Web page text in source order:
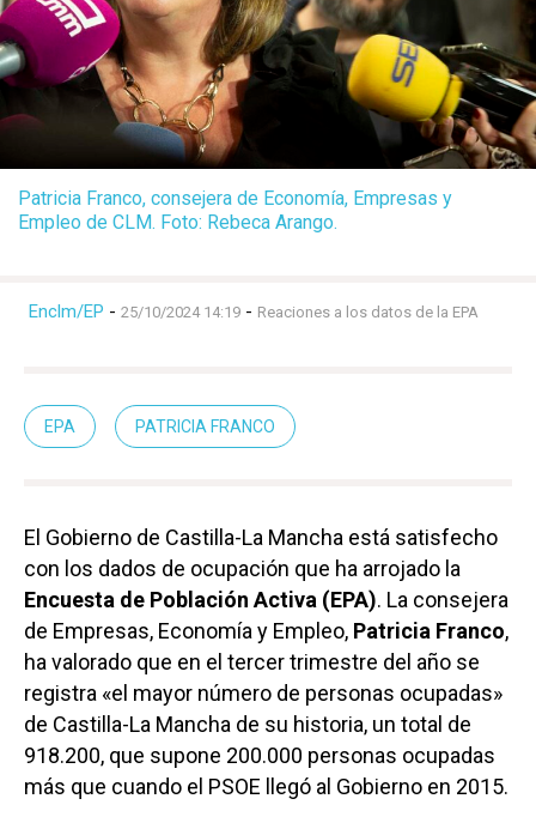
Patricia Franco, consejera de Economía, Empresas y
Empleo de CLM. Foto: Rebeca Arango.
Enclm/EP - 25/10/2024 14:19 - Reaciones a los datos de la EPA
EPA PATRICIA FRANCO
El Gobierno de Castilla-La Mancha está satisfecho
con los dados de ocupación que ha arrojado la
Encuesta de Población Activa (EPA). La consejera
de Empresas, Economía y Empleo, Patricia Franco,
ha valorado que en el tercer trimestre del año se
registra «el mayor número de personas ocupadas»
de Castilla-La Mancha de su historia, un total de
918.200, que supone 200.000 personas ocupadas
más que cuando el PSOE llegó al Gobierno en 2015.